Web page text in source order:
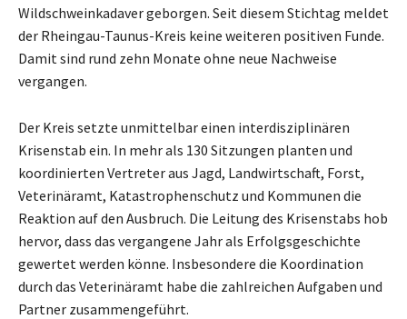
Wildschweinkadaver geborgen. Seit diesem Stichtag meldet
der Rheingau-Taunus-Kreis keine weiteren positiven Funde.
Damit sind rund zehn Monate ohne neue Nachweise
vergangen.
Der Kreis setzte unmittelbar einen interdisziplinären
Krisenstab ein. In mehr als 130 Sitzungen planten und
koordinierten Vertreter aus Jagd, Landwirtschaft, Forst,
Veterinäramt, Katastrophenschutz und Kommunen die
Reaktion auf den Ausbruch. Die Leitung des Krisenstabs hob
hervor, dass das vergangene Jahr als Erfolgsgeschichte
gewertet werden könne. Insbesondere die Koordination
durch das Veterinäramt habe die zahlreichen Aufgaben und
Partner zusammengeführt.